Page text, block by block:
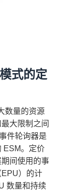
*
式的定
数量的资源
大限制之间
件轮询器是
ESM。定价
间使用的事
）的计
数量和持续